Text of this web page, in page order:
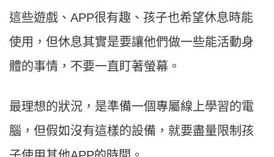
這些遊戲、APP很有趣、孩子也希望休息時能
使用，但休息其實是要讓他們做一些能活動身
體的事情，不要一直盯著螢幕。
最理想的狀況，是準備一個專屬線上學習的電
腦，但假如沒有這樣的設備，就要盡量限制孩